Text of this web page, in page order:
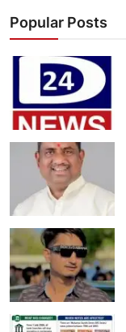
Popular Posts